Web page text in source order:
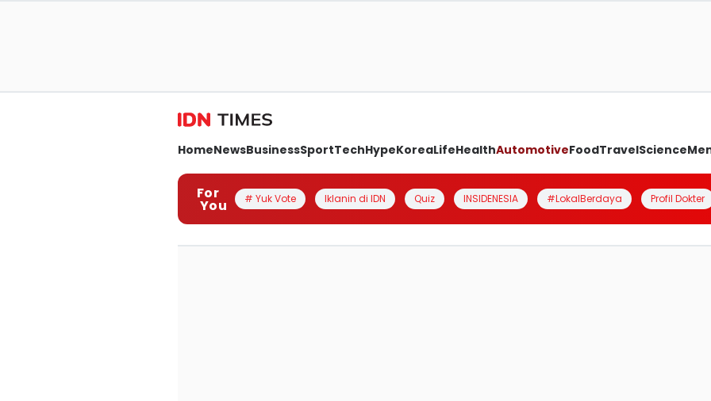
HomeNewsBusinessSportTechHypeKoreaLifeHealthAutomotiveFoodTravelScience
For
You # Yuk Vote Iklanin di IDN Quiz INSIDENESIA #LokalBerdaya Profil Dokter